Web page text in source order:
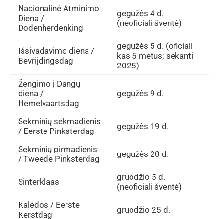
Nacionalinė Atminimo
Diena /
Dodenherdenking
gegužės 4 d.
(neoficiali šventė)
Išsivadavimo diena /
Bevrijdingsdag
gegužės 5 d. (oficiali
kas 5 metus; sekanti
2025)
Žengimo į Dangų
diena /
Hemelvaartsdag
gegužės 9 d.
Sekminių sekmadienis
/ Eerste Pinksterdag
gegužės 19 d.
Sekminių pirmadienis
/ Tweede Pinksterdag
gegužės 20 d.
Sinterklaas
gruodžio 5 d.
(neoficiali šventė)
Kalėdos / Eerste
Kerstdag
gruodžio 25 d.